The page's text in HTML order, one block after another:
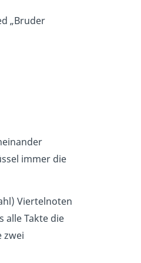
„Bruder
immer die
Viertelnoten
alle Takte die
zwei